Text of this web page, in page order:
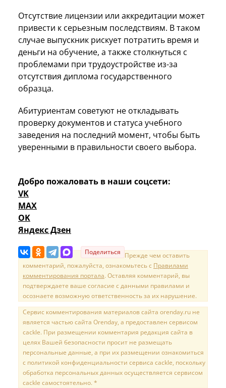
Отсутствие лицензии или аккредитации может
привести к серьезным последствиям. В таком
случае выпускник рискует потратить время и
деньги на обучение, а также столкнуться с
проблемами при трудоустройстве из-за
отсутствия диплома государственного
образца.
Абитуриентам советуют не откладывать
проверку документов и статуса учебного
заведения на последний момент, чтобы быть
уверенными в правильности своего выбора.
Добро пожаловать в наши соцсети:
VK
MAX
OK
Яндекс Дзен
Поделиться Прежде чем оставить
комментарий, пожалуйста, ознакомьтесь с Правилами
комментирования портала. Оставляя комментарий, вы
подтверждаете ваше согласие с данными правилами и
осознаете возможную ответственность за их нарушение.
Сервис комментирования материалов сайта orenday.ru не
является частью сайта Orenday, а предоставлен сервисом
cackle. При размещении комментария редакция сайта в
целях Вашей безопасности просит не размещать
персональные данные, а при их размещении ознакомиться
с политикой конфиденциальности сервиса cackle, поскольку
обработка персональных данных осуществляется сервисом
cackle самостоятельно. *